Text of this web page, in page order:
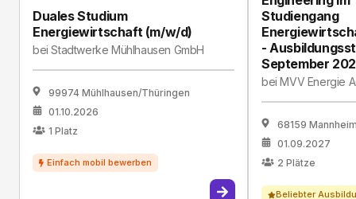
Duales Studium
Energiewirtschaft (m/w/d)
beiStadtwerke Mühlhausen GmbH
99974 Mühlhausen/Thüringen
01.10.2026
1 Platz
Studiengang
-
September
beiMVV Energie
68159
01.09.2027
2 Plätze
Beliebter